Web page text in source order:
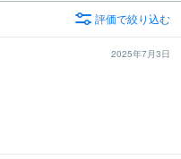
評価で絞り込む
2025年7月3日